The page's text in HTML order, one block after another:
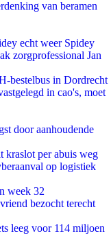
van beramen
echt weer Spidey
zorgprofessional Jan
bestelbus in Dordrecht
in cao's, moet
door aanhoudende
kraslot per abuis weg
op logistiek
week 32
bezocht terecht
leeg voor 114 miljoen